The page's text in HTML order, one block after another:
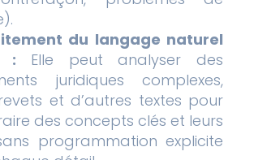
du langage naturel
: Elle peut analyser des
juridiques complexes,
et d’autres textes pour
des concepts clés et leurs
programmation explicite